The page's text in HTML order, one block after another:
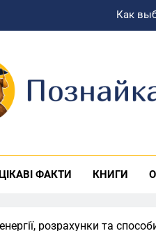
Как
лечение алкоголизма
Скільки насправді
ФАКТИ КНИГИ
розрахунки та